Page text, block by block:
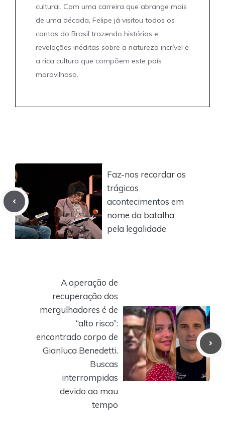
cultural. Com uma carreira que abrange mais
de uma década, Felipe já visitou todos os
cantos do Brasil trazendo histórias e
revelações inéditas sobre a natureza incrível e
a rica cultura que compõem este país
maravilhoso.
Faz-nos recordar os
trágicos
acontecimentos em
nome da batalha
pela legalidade
A operação de
recuperação dos
mergulhadores é de
“alto risco”:
encontrado corpo de
Gianluca Benedetti.
Buscas
interrompidas
devido ao mau
tempo